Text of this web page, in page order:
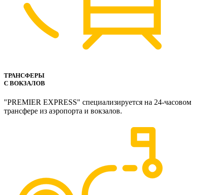
ТРАНСФЕРЫ
С ВОКЗАЛОВ
"PREMIER EXPRESS" специализируется на 24-часовом
трансфере из аэропорта и вокзалов.